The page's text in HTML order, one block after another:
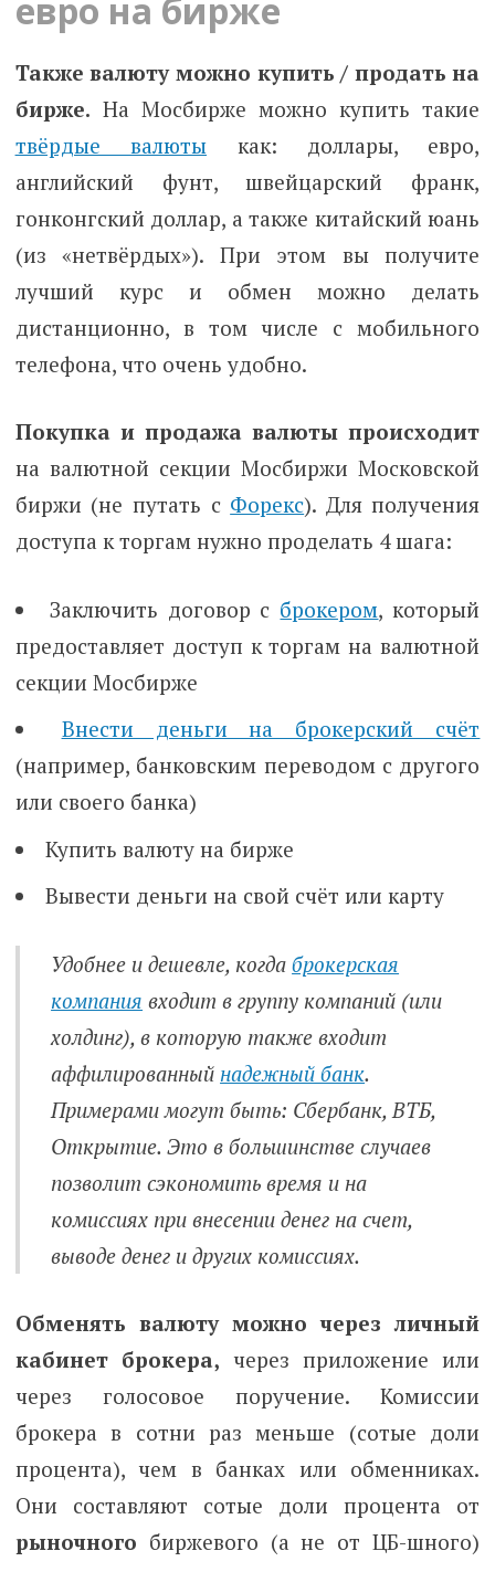
евро на бирже
Также валюту можно купить / продать на
бирже. На Мосбирже можно купить такие
твёрдые валюты как: доллары, евро,
английский фунт, швейцарский франк,
гонконгский доллар, а также китайский юань
(из «нетвёрдых»). При этом вы получите
лучший курс и обмен можно делать
дистанционно, в том числе с мобильного
телефона, что очень удобно.
Покупка и продажа валюты происходит
на валютной секции Мосбиржи Московской
биржи (не путать с Форекс). Для получения
доступа к торгам нужно проделать 4 шага:
Заключить договор с брокером, который
предоставляет доступ к торгам на валютной
секции Мосбирже
Внести деньги на брокерский счёт
(например, банковским переводом с другого
или своего банка)
Купить валюту на бирже
Вывести деньги на свой счёт или карту
Удобнее и дешевле, когдаброкерская
компания входит в группу компаний (или
холдинг), в которую также входит
аффилированный надежный банк.
Примерами могут быть: Сбербанк, ВТБ,
Открытие. Это в большинстве случаев
позволит сэкономить время и на
комиссиях при внесении денег на счет,
выводе денег и других комиссиях.
Обменять валюту можно через личный
кабинет брокера, через приложение или
через голосовое поручение.Комиссии
брокера в сотни раз меньше (сотые доли
процента), чем в банках или обменниках.
Они составляют сотые доли процента от
рыночного биржевого (а не от ЦБ-шного)